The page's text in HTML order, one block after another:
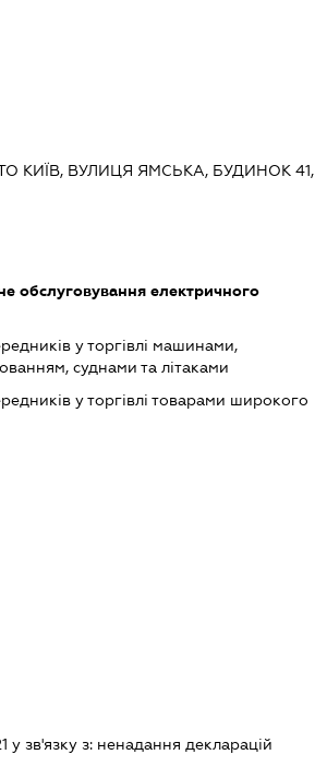
КИЇВ, ВУЛИЦЯ ЯМСЬКА, БУДИНОК 41,
обслуговування електричного
у торгівлі машинами,
суднами та літаками
у торгівлі товарами широкого
у зв'язку з: ненадання декларацiй